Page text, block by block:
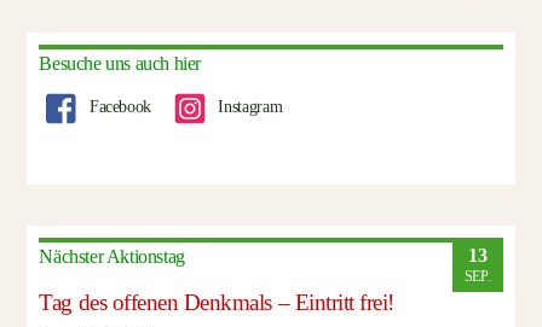
Besuche uns auch hier
Facebook Instagram
Nächster Aktionstag 13
SEP.
Tag des offenen Denkmals – Eintritt frei!